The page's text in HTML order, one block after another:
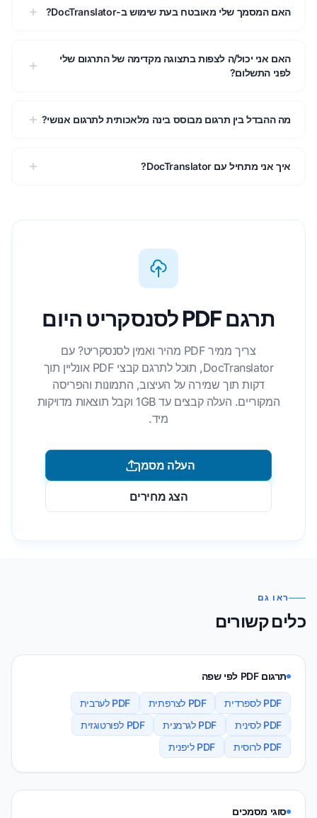
האם המסמך שלי מאובטח בעת שימוש ב-DocTranslator?
האם אני יכול/ה לצפות בתצוגה מקדימה של התרגום שלי
לפני התשלום?
מה ההבדל בין תרגום מבוסס בינה מלאכותית לתרגום אנושי?
איך אני מתחיל עם DocTranslator?
תרגם PDF לסנסקריט היום
צריך ממיר PDF מהיר ואמין לסנסקריט? עם
DocTranslator, תוכל לתרגם קבצי PDF אונליין תוך
דקות תוך שמירה על העיצוב, התמונות והפריסה
המקוריים. העלה קבצים עד 1GB וקבל תוצאות מדויקות
מיד.
העלה מסמך
הצג מחירים
ראו גם
כלים קשורים
תרגום PDF לפי שפה
PDF לספרדית PDF לצרפתית
PDF לערבית
PDF לסינית
PDF לגרמנית
PDF לפורטוגזית
PDF לרוסית
PDF ליפנית
סוגי מסמכים